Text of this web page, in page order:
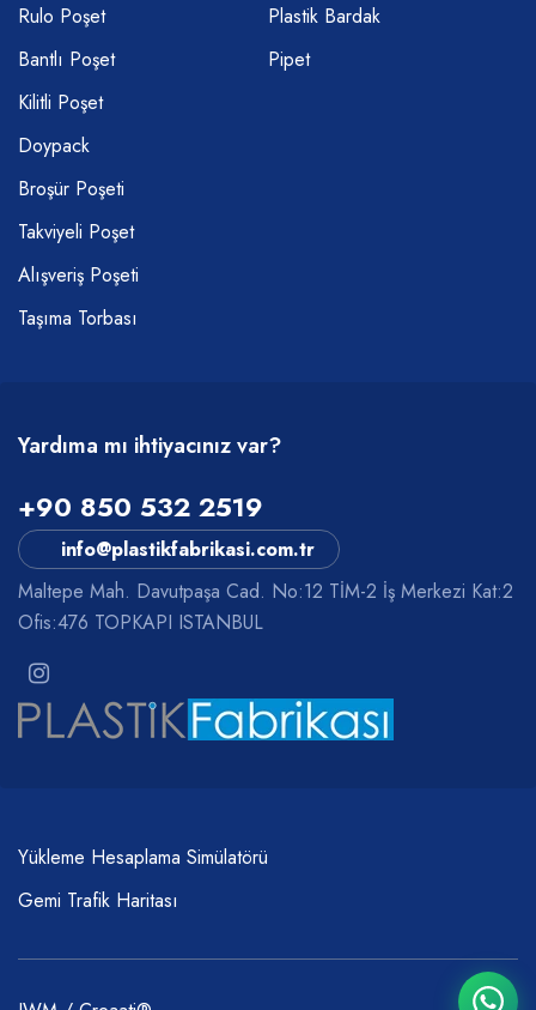
Rulo Poşet
Bantlı Poşet
Kilitli Poşet
Doypack
Broşür Poşeti
Takviyeli Poşet
Alışveriş Poşeti
Taşıma Torbası
Plastik Bardak
Pipet
Yardıma mı ihtiyacınız var?
+90 850 532 2519
info@plastikfabrikasi.com.tr
Maltepe Mah. Davutpaşa Cad. No:12 TİM-2 İş Merkezi Kat:2
Ofis:476 TOPKAPI ISTANBUL
Yükleme Hesaplama Simülatörü
Gemi Trafik Haritası